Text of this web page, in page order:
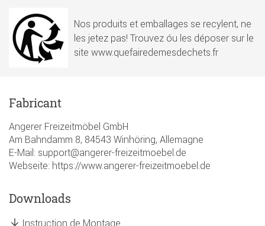
Nos produits et emballages se recylent, ne
les jetez pas! Trouvez óu les déposer sur le
site www.quefairedemesdechets.fr
Fabricant
Angerer Freizeitmöbel GmbH
Am Bahndamm 8, 84543 Winhöring, Allemagne
E-Mail: support@angerer-freizeitmoebel.de
Webseite: https://www.angerer-freizeitmoebel.de
Downloads
Instruction de Montage